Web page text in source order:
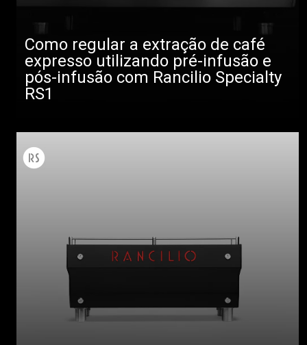
Como regular a extração de café
expresso utilizando pré-infusão e
pós-infusão com Rancilio Specialty
RS1